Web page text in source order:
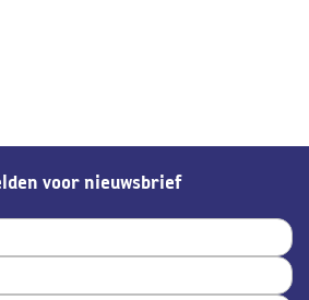
voor nieuwsbrief